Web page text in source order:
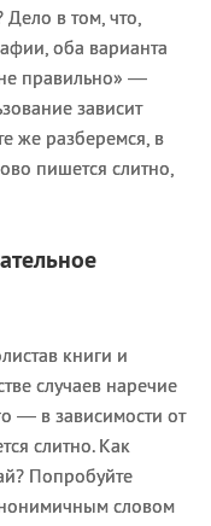
в том, что,
оба варианта
правильно» —
зависит
же разберемся, в
пишется слитно,
книги и
случаев наречие
— в зависимости от
слитно. Как
Попробуйте
словом